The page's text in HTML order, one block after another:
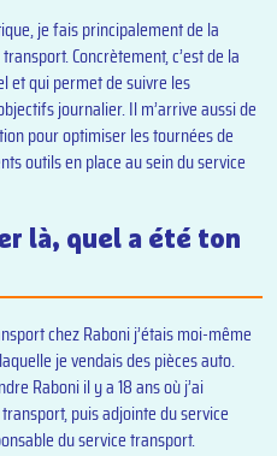
je fais principalement de la
Concrètement, c’est de la
et qui permet de suivre les
journalier. Il m’arrive aussi de
pour optimiser les tournées de
outils en place au sein du service
là, quel a été ton
chez Raboni j’étais moi-même
je vendais des pièces auto.
Raboni il y a 18 ans où j’ai
puis adjointe du service
du service transport.